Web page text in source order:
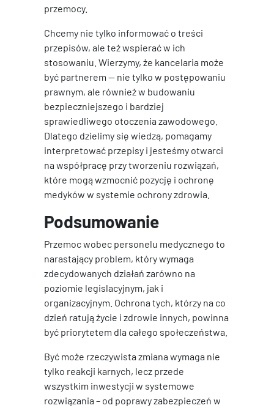
przemocy.
Chcemy nie tylko informować o treści
przepisów, ale też wspierać w ich
stosowaniu. Wierzymy, że kancelaria może
być partnerem — nie tylko w postępowaniu
prawnym, ale również w budowaniu
bezpieczniejszego i bardziej
sprawiedliwego otoczenia zawodowego.
Dlatego dzielimy się wiedzą, pomagamy
interpretować przepisy i jesteśmy otwarci
na współpracę przy tworzeniu rozwiązań,
które mogą wzmocnić pozycję i ochronę
medyków w systemie ochrony zdrowia.
Podsumowanie
Przemoc wobec personelu medycznego to
narastający problem, który wymaga
zdecydowanych działań zarówno na
poziomie legislacyjnym, jak i
organizacyjnym. Ochrona tych, którzy na co
dzień ratują życie i zdrowie innych, powinna
być priorytetem dla całego społeczeństwa.
Być może rzeczywista zmiana wymaga nie
tylko reakcji karnych, lecz przede
wszystkim inwestycji w systemowe
rozwiązania – od poprawy zabezpieczeń w